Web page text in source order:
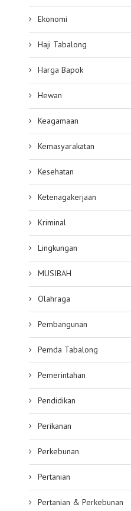
Bupati Dorong
Kuota Beasiswa Poltekesos
July 29, 2026
Ekonomi
Haji Tabalong
Harga Bapok
Hewan
Keagamaan
Kemasyarakatan
Kesehatan
Ketenagakerjaan
Kriminal
Lingkungan
MUSIBAH
Olahraga
Pembangunan
Pemda Tabalong
Pemerintahan
Pendidikan
Perikanan
Perkebunan
Pertanian
Pertanian & Perkebunan